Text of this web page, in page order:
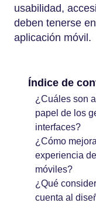
usabilidad,
deben tenerse
aplicación móvil.
Índice de
¿Cuáles son
papel de los
interfaces?
¿Cómo
experiencia
móviles?
¿Qué
cuenta al